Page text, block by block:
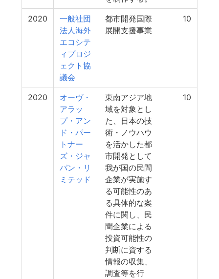
2020
一般社団
法人海外
エコシテ
ィプロジ
ェクト協
議会
都市開発国際
展開支援事業
10
2020
オーヴ・
アラッ
プ・アン
ド・パー
トナー
ズ・ジャ
パン・リ
ミテッド
東南アジア地
域を対象とし
た、日本の技
術・ノウハウ
を活かした都
市開発として
我が国の民間
企業が実施す
る可能性のあ
る具体的な案
件に関し、民
間企業による
投資可能性の
判断に資する
情報の収集、
調査等を行
10